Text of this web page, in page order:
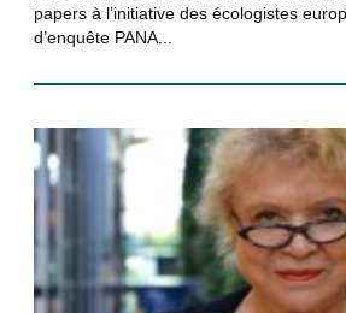
papers à l’initiative des écologistes
d’enquête PANA...